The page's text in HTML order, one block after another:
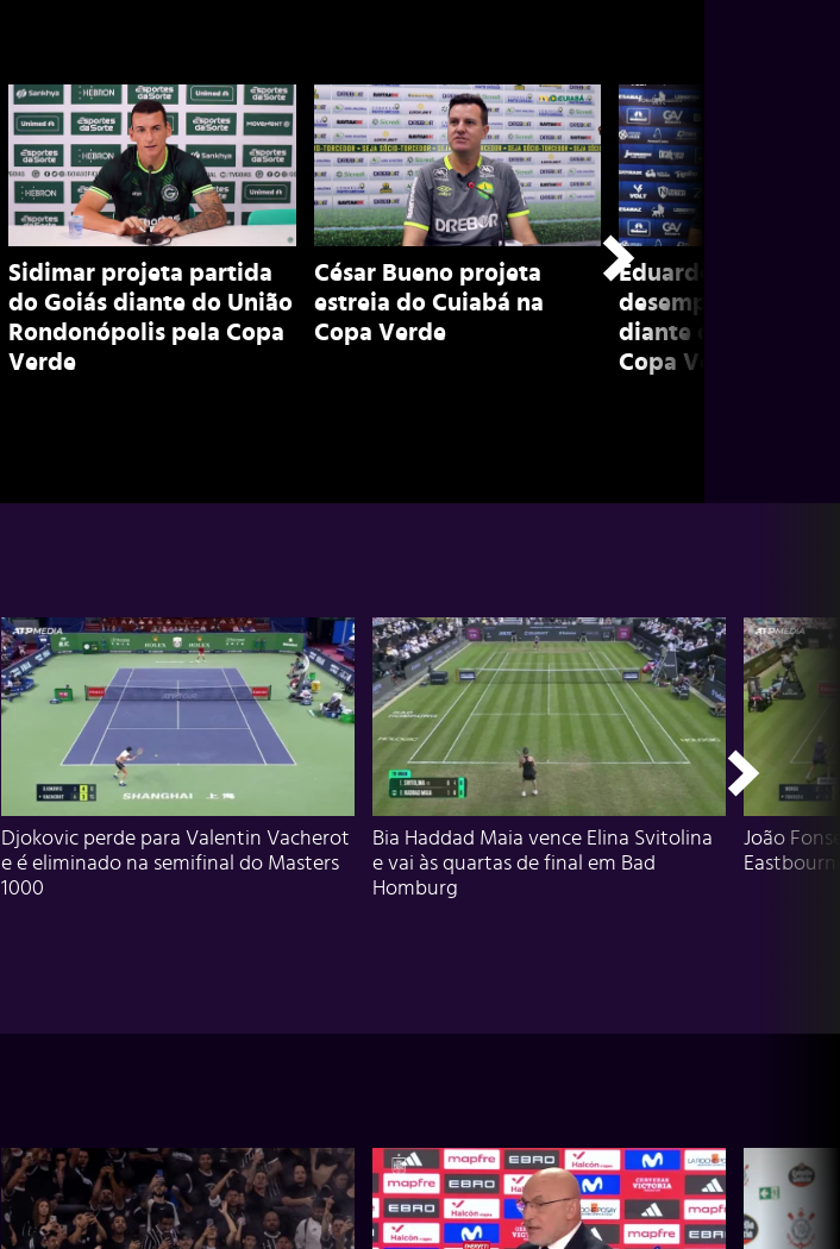
Sidimar projeta partida
do Goiás diante do União
Rondonópolis pela Copa
Verde
César Bueno projeta
estreia do Cuiabá na
Copa Verde
Eduardo Baptista
desempenho do
diante do Vila
Copa Verde
Djokovic perde para Valentin Vacherot
e é eliminado na semifinal do Masters
1000
Bia Haddad Maia vence Elina Svitolina
e vai às quartas de final em Bad
Homburg
João